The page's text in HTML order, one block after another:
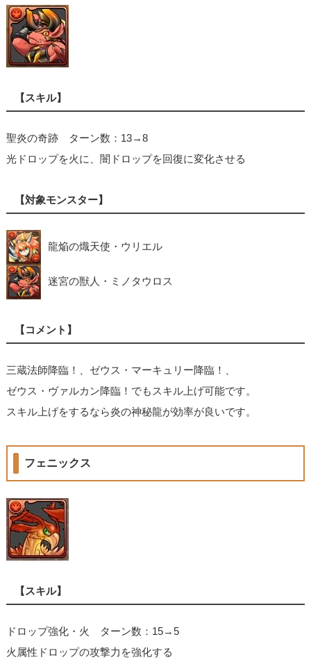
【スキル】
聖炎の奇跡 ターン数：13→8
光ドロップを火に、闇ドロップを回復に変化させる
【対象モンスター】
龍焔の熾天使・ウリエル
迷宮の獣人・ミノタウロス
【コメント】
三蔵法師降臨！、ゼウス・マーキュリー降臨！、
ゼウス・ヴァルカン降臨！でもスキル上げ可能です。
スキル上げをするなら炎の神秘龍が効率が良いです。
フェニックス
【スキル】
ドロップ強化・火 ターン数：15→5
火属性ドロップの攻撃力を強化する